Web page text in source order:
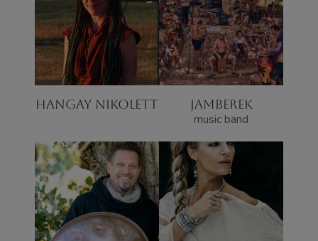
HANGAY NIKOLETT JAMBEREK
music band